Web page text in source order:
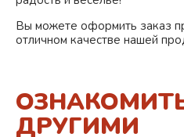
Вы можете оформить заказ
отличном качестве нашей
ДРУГИМИ